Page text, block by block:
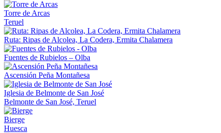
Torre de Arcas
Teruel
Ruta: Ripas de Alcolea, La Codera, Ermita Chalamera
Fuentes de Rubielos – Olba
Ascensión Peña Montañesa
Iglesia de Belmonte de San José
Belmonte de San José, Teruel
Bierge
Huesca